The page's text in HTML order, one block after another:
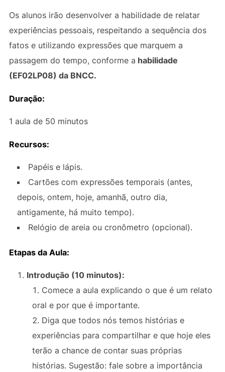
Os alunos irão desenvolver a habilidade de relatar
experiências pessoais, respeitando a sequência dos
fatos e utilizando expressões que marquem a
passagem do tempo, conforme a habilidade
(EF02LP08) da BNCC.
Duração:
1 aula de 50 minutos
Recursos:
Papéis e lápis.
Cartões com expressões temporais (antes,
depois, ontem, hoje, amanhã, outro dia,
antigamente, há muito tempo).
Relógio de areia ou cronômetro (opcional).
Etapas da Aula:
Introdução (10 minutos):
Comece a aula explicando o que é um relato
oral e por que é importante.
Diga que todos nós temos histórias e
experiências para compartilhar e que hoje eles
terão a chance de contar suas próprias
histórias. Sugestão: fale sobre a importância